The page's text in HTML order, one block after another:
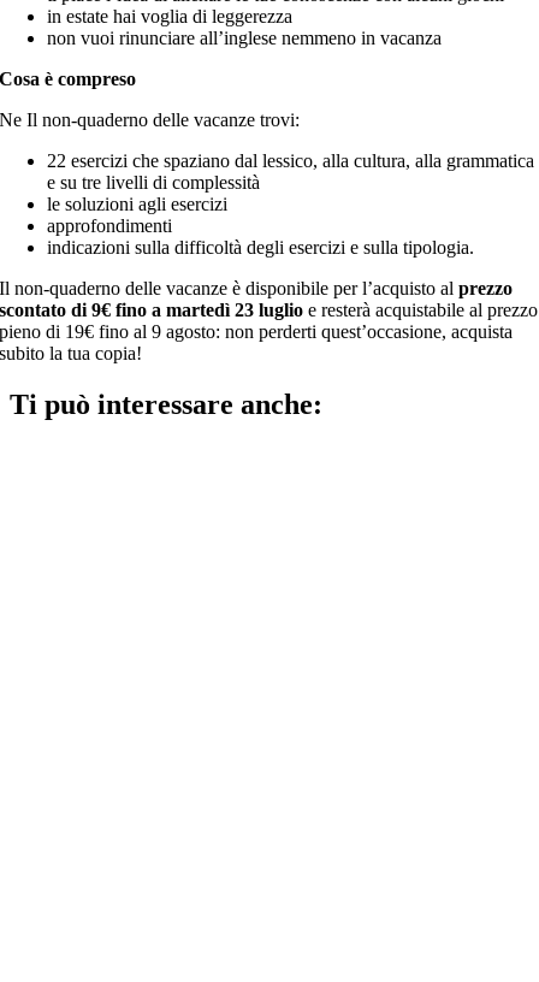
in estate hai voglia di leggerezza
non vuoi rinunciare all’inglese nemmeno in vacanza
Cosa è compreso
Ne Il non-quaderno delle vacanze trovi:
22 esercizi che spaziano dal lessico, alla cultura, alla grammatica
e su tre livelli di complessità
le soluzioni agli esercizi
approfondimenti
indicazioni sulla difficoltà degli esercizi e sulla tipologia.
Il non-quaderno delle vacanze è disponibile per l’acquisto alprezzo
scontato di 9€ fino a martedì 23 luglio e resterà acquistabile al prezzo
pieno di 19€ fino al 9 agosto: non perderti quest’occasione, acquista
subito la tua copia!
Ti può interessare anche: